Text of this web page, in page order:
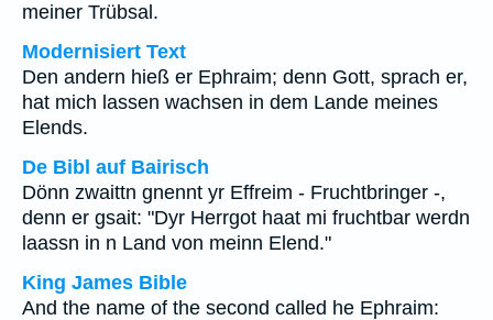
meiner Trübsal.
Modernisiert Text
Den andern hieß er Ephraim; denn Gott, sprach er,
hat mich lassen wachsen in dem Lande meines
Elends.
De Bibl auf Bairisch
Dönn zwaittn gnennt yr Effreim - Fruchtbringer -,
denn er gsait: "Dyr Herrgot haat mi fruchtbar werdn
laassn in n Land von meinn Elend."
King James Bible
And the name of the second called he Ephraim: